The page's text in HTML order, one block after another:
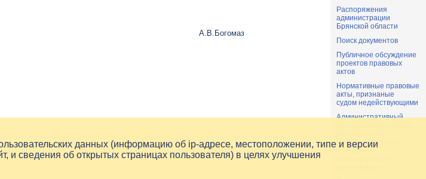
А.В.Богомаз
Распоряжения
администрации
Брянской области
Поиск документов
Публичное обсуждение
проектов правовых
актов
Нормативные правовые
акты, признаные
судом недействующими
Административный
жалоб на действия
и решения
данных (информацию об ip-адресе, местоположении, типе и версии
и сведения об открытых страницах пользователя) в целях улучшения